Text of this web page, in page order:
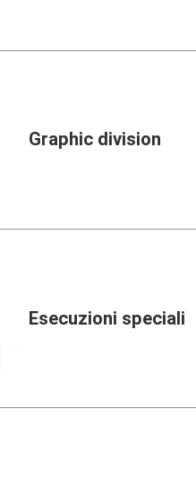
Graphic division
Esecuzioni speciali